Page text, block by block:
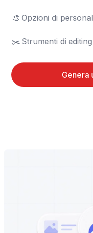
🎨	Opzioni di personalizzazione versatili
✂️	Strumenti di
Genera